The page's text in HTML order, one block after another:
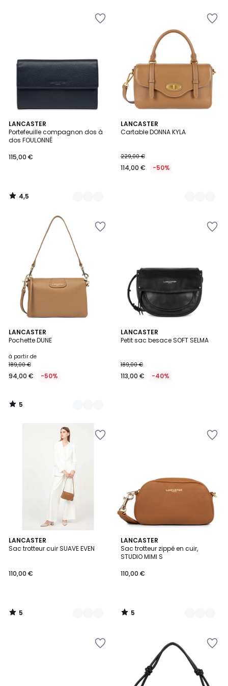
LANCASTER
Portefeuille compagnon dos à
dos FOULONNÉ
115,00 €
4,5
/ 5
4
Couleurs
4,5
/
LANCASTER
Cartable DONNA KYLA
229,00 €
114,00 € -50%
3
Couleurs
LANCASTER
Pochette DUNE
à partir de
189,00 €
94,00 € -50%
5
/
12
Couleurs
5
/
LANCASTER
Petit sac besace SOFT SELMA
189,00 €
113,00 € -40%
LANCASTER
Sac trotteur cuir SUAVE EVEN
110,00 €
5
/
13
Couleurs
5
/
LANCASTER
Sac trotteur zippé en cuir,
STUDIO MIMI S
110,00 €
5
/
5
12
Couleurs
5
/